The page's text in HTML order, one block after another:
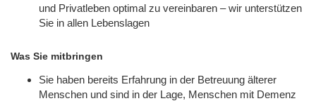
und Privatleben optimal zu vereinbaren – wir unterstützen
Sie in allen Lebenslagen
Was Sie mitbringen
Sie haben bereits Erfahrung in der Betreuung älterer
Menschen und sind in der Lage, Menschen mit Demenz